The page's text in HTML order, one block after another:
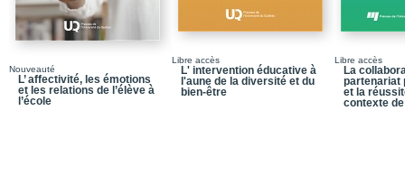
Nouveauté
L’ affectivité, les émotions
et les relations de l’élève à
l’école
Libre accès
L' intervention éducative à
l'aune de la diversité et du
bien-être
Libre accès
La
partenariat
et la
contexte